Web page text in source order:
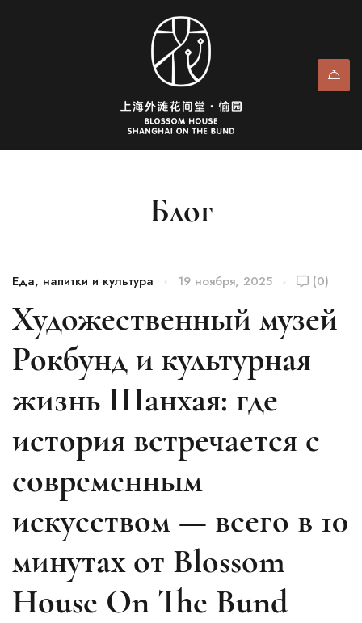
Блог
Еда, напитки и культура 19 ноября, 2025 (0)
Художественный музей
Рокбунд и культурная
жизнь Шанхая: где
история встречается с
современным
искусством — всего в 10
минутах от Blossom
House On The Bund